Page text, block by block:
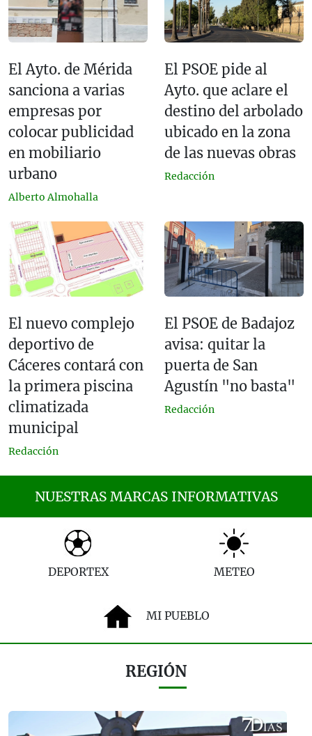
El Ayto. de Mérida
sanciona a varias
empresas por
colocar publicidad
en mobiliario
urbano
Alberto Almohalla
El PSOE pide al
Ayto. que aclare el
destino del arbolado
ubicado en la zona
de las nuevas obras
Redacción
El nuevo complejo
deportivo de
Cáceres contará con
la primera piscina
climatizada
municipal
Redacción
El PSOE de Badajoz
avisa: quitar la
puerta de San
Agustín "no basta"
Redacción
NUESTRAS MARCAS INFORMATIVAS
DEPORTEX METEO
MI PUEBLO
REGIÓN